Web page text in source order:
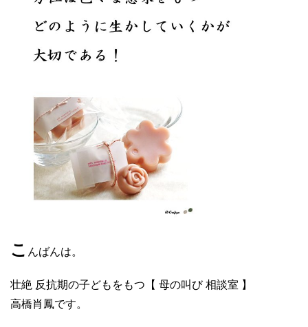
こ んばんは。
壮絶 反抗期の子どもをもつ【 母の叫び 相談室 】
高橋肖鳳です。